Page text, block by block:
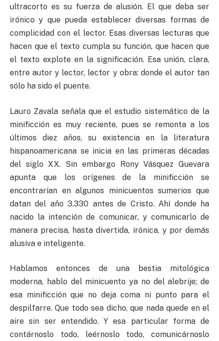
ultracorto es su fuerza de alusión. El que deba ser
irónico y que pueda establecer diversas formas de
complicidad con el lector. Esas diversas lecturas que
hacen que el texto cumpla su función, que hacen que
el texto explote en la significación. Esa unión, clara,
entre autor y lector, lector y obra: donde el autor tan
sólo ha sido el puente.
Lauro Zavala señala que el estudio sistemático de la
minificción es muy reciente, pues se remonta a los
últimos diez años, su existencia en la literatura
hispanoamericana se inicia en las primeras décadas
del siglo XX. Sin embargo Rony Vásquez Guevara
apunta que
los orígenes de la minificción se
encontrarían en algunos minicuentos sumerios que
datan del año 3.330 antes de Cristo. Ahí donde ha
nacido la intención de comunicar, y comunicarlo de
manera precisa, hasta divertida, irónica, y por demás
alusiva e inteligente.
Hablamos entonces de una bestia mitológica
moderna, hablo del minicuento ya no del alebrije; de
esa minificción que no deja coma ni punto para el
despilfarre. Que todo sea dicho, que nada quede en el
aire sin ser entendido. Y esa particular forma de
contárnoslo todo, leérnoslo todo, comunicárnoslo